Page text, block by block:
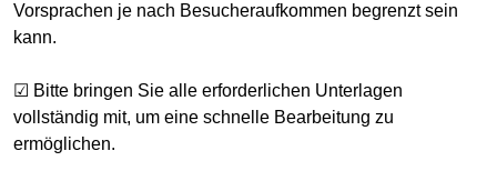
Vorsprachen je nach Besucheraufkommen begrenzt sein
kann.
☑ Bitte bringen Sie alle erforderlichen Unterlagen
vollständig mit, um eine schnelle Bearbeitung zu
ermöglichen.